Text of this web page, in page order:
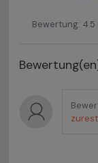
Bewertung: 4.5